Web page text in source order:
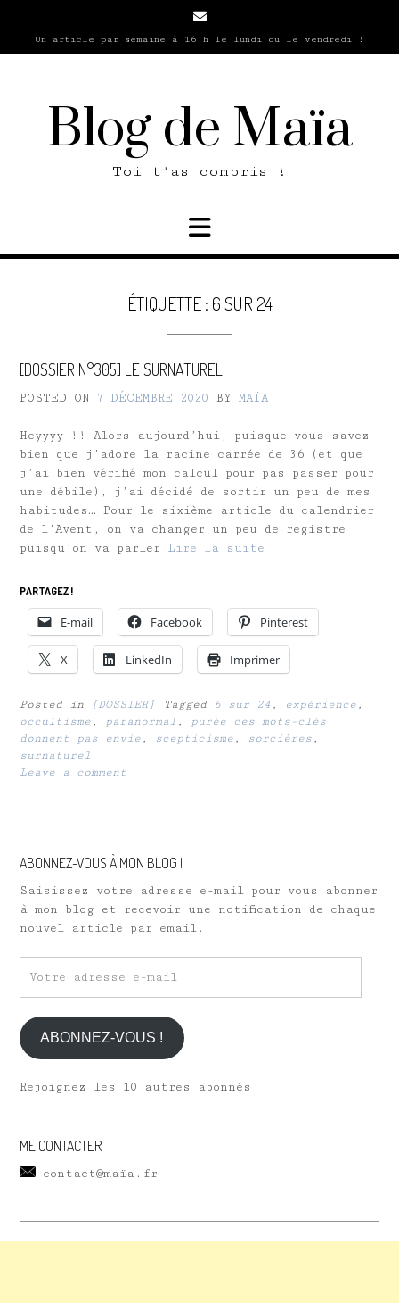
contentUn article par semaine à 16 h le lundi ou le vendredi !
Blog de Maïa
Toi t'as compris !
ÉTIQUETTE : 6 SUR 24
[DOSSIER N°305] LE SURNATUREL
POSTED ON 7 DÉCEMBRE 2020 BY MAÏA
Heyyyy !! Alors aujourd’hui, puisque vous savez
bien que j’adore la racine carrée de 36 (et que
j’ai bien vérifié mon calcul pour pas passer pour
une débile), j’ai décidé de sortir un peu de mes
habitudes… Pour le sixième article du calendrier
de l’Avent, on va changer un peu de registre
puisqu’on va parler Lire la suite
PARTAGEZ !
E-mail Facebook Pinterest
X LinkedIn Imprimer
Posted in [DOSSIER] Tagged 6 sur 24 , expérience ,
occultisme , paranormal ,
purée ces mots-clés
donnent pas envie , scepticisme , sorcières ,
surnaturel
Leave a comment
ABONNEZ-VOUS À MON BLOG !
Saisissez votre adresse e-mail pour vous abonner
à mon blog et recevoir une notification de chaque
nouvel article par email.
adresse
e-
mail
ABONNEZ-VOUS !
Rejoignez les 10 autres abonnés
ME CONTACTER
contact@maïa.fr